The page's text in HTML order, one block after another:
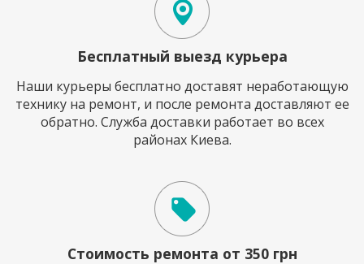
Бесплатный выезд курьера
Наши курьеры бесплатно доставят неработающую
технику на ремонт, и после ремонта доставляют ее
обратно. Служба доставки работает во всех
районах Киева.
Стоимость ремонта от 350 грн